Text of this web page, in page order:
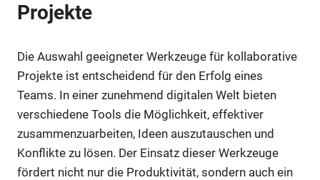
Projekte
Die Auswahl geeigneter Werkzeuge für kollaborative
Projekte ist entscheidend für den Erfolg eines
Teams. In einer zunehmend digitalen Welt bieten
verschiedene Tools die Möglichkeit, effektiver
zusammenzuarbeiten, Ideen auszutauschen und
Konflikte zu lösen. Der Einsatz dieser Werkzeuge
fördert nicht nur die Produktivität, sondern auch ein